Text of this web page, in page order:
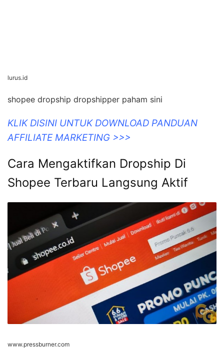
lurus.id
shopee dropship dropshipper paham sini
KLIK DISINI UNTUK DOWNLOAD PANDUAN
AFFILIATE MARKETING >>>
Cara Mengaktifkan Dropship Di
Shopee Terbaru Langsung Aktif
www.pressburner.com